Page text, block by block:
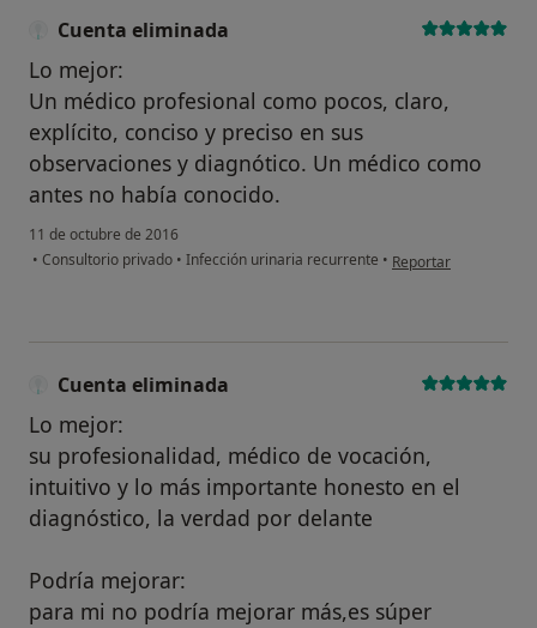
Cuenta eliminada
Lo mejor:
Un médico profesional como pocos, claro,
explícito, conciso y preciso en sus
observaciones y diagnótico. Un médico como
antes no había conocido.
11 de octubre de 2016
• Consultorio privado • Infección urinaria recurrente • en opinión del
Reportar
Cuenta eliminada
Lo mejor:
su profesionalidad, médico de vocación,
intuitivo y lo más importante honesto en el
diagnóstico, la verdad por delante
Podría mejorar:
para mi no podría mejorar más,es súper